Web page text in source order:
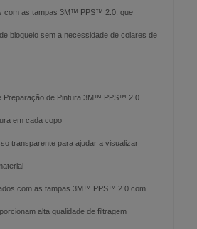
com as tampas 3M™ PPS™ 2.0, que
bloqueio sem a necessidade de colares de
Preparação de Pintura 3M™ PPS™ 2.0
em cada copo
transparente para ajudar a visualizar
com as tampas 3M™ PPS™ 2.0 com
alta qualidade de filtragem